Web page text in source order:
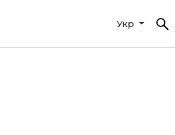
Укр